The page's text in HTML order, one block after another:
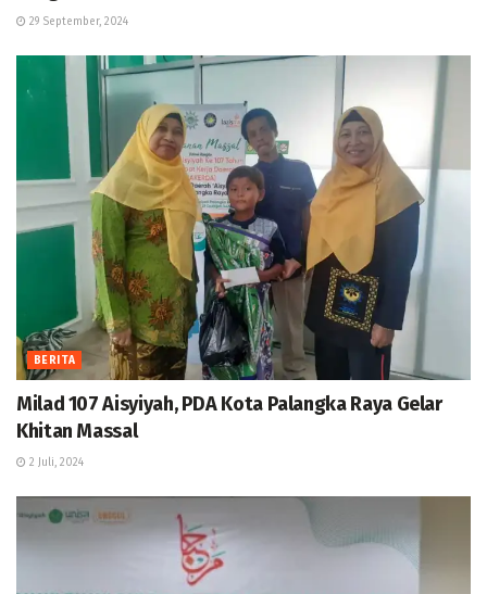
29 September, 2024
BERITA
Milad 107 Aisyiyah, PDA Kota Palangka Raya Gelar
Khitan Massal
2 Juli, 2024